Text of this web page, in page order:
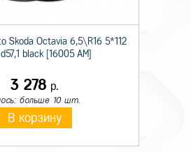
Skoda Octavia 6,5\R16 5*112
black [16005 AM]
3 278 р.
больше 10 шт.
В корзину